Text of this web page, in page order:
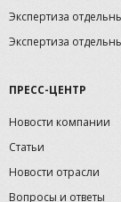
Экспертиза
Экспертиза
ПРЕСС-ЦЕНТР
Новости компании
Статьи
Новости отрасли
Вопросы и ответы